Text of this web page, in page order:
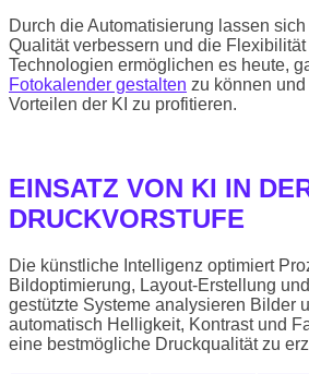
Durch die Automatisierung lassen
Qualität verbessern und die
Technologien ermöglichen es heute,
Fotokalender gestalten zu können
Vorteilen der KI zu profitieren.
EINSATZ VON KI IN
DRUCKVORSTUFE
Die künstliche Intelligenz optimiert
Bildoptimierung, Layout-Erstellung
gestützte Systeme analysieren Bilder
automatisch Helligkeit, Kontrast und
eine bestmögliche Druckqualität zu